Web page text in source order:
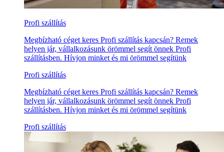
Profi szállítás
Megbízható céget keres Profi szállítás kapcsán? Remek
helyen jár, vállalkozásunk örömmel segít önnek Profi
szállításben. Hívjon minket és mi örömmel segítünk
Profi szállítás
Megbízható céget keres Profi szállítás kapcsán? Remek
helyen jár, vállalkozásunk örömmel segít önnek Profi
szállításben. Hívjon minket és mi örömmel segítünk
Profi szállítás